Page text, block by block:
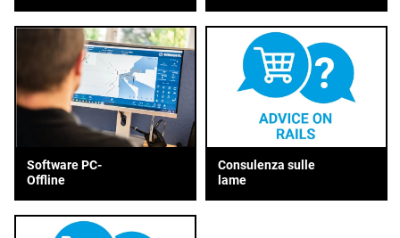
Software PC-
Offline
Consulenza sulle
lame